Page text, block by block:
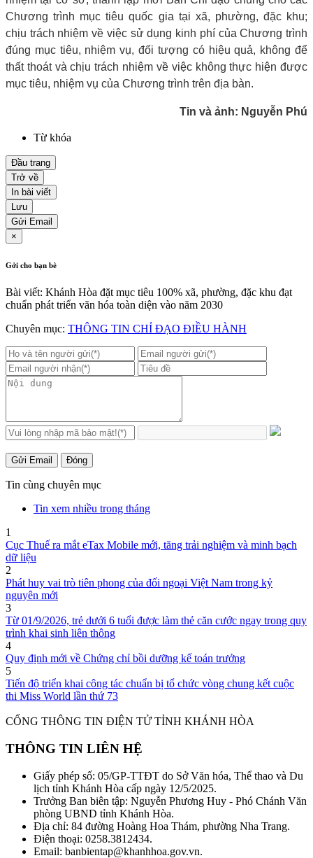
Chương trình mục tiêu quốc gia tại xã, phường, đặc khu;
chịu trách nhiệm về việc sử dụng kinh phí của Chương trình
đúng mục tiêu, nhiệm vụ, đối tượng có hiệu quả, không để
thất thoát và chịu trách nhiệm về việc không thực hiện được
mục tiêu, nhiệm vụ của Chương trình trên địa bàn.
Tin và ảnh: Nguyễn Phú
Từ khóa
Đầu trang
Trở về
In bài viết
Lưu
Gửi Email
×
Gởi cho bạn bè
Bài viết: Khánh Hòa đặt mục tiêu 100% xã, phường, đặc khu đạt
chuẩn phát triển văn hóa toàn diện vào năm 2030
Chuyên mục: THÔNG TIN CHỈ ĐẠO ĐIỀU HÀNH
Gửi Email Đóng
Tin cùng chuyên mục
Tin xem nhiều trong tháng
1
Cục Thuế ra mắt eTax Mobile mới, tăng trải nghiệm và minh bạch
dữ liệu
2
Phát huy vai trò tiên phong của đối ngoại Việt Nam trong kỷ
nguyên mới
3
Từ 01/9/2026, trẻ dưới 6 tuổi được làm thẻ căn cước ngay trong quy
trình khai sinh liên thông
4
Quy định mới về Chứng chỉ bồi dưỡng kế toán trưởng
5
Tiến độ triển khai công tác chuẩn bị tổ chức vòng chung kết cuộc
thi Miss World lần thứ 73
CỔNG THÔNG TIN ĐIỆN TỬ TỈNH KHÁNH HÒA
THÔNG TIN LIÊN HỆ
Giấy phép số: 05/GP-TTĐT do Sở Văn hóa, Thể thao và Du
lịch tỉnh Khánh Hòa cấp ngày 12/5/2025.
Trưởng Ban biên tập: Nguyễn Phương Huy - Phó Chánh Văn
phòng UBND tỉnh Khánh Hòa.
Địa chỉ: 84 đường Hoàng Hoa Thám, phường Nha Trang.
Điện thoại: 0258.3812434.
Email: banbientap@khanhhoa.gov.vn.